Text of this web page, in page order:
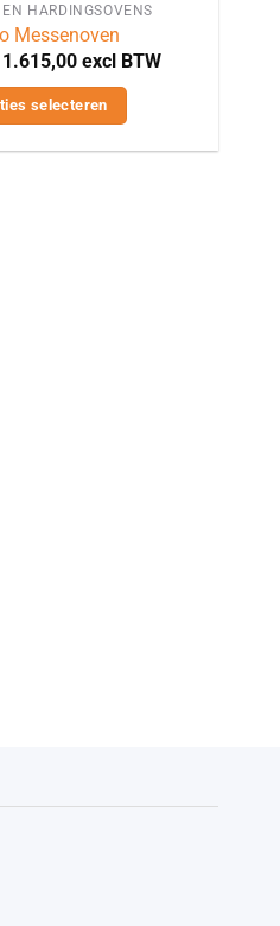
EN HARDINGSOVENS
Messenoven
excl BTW
selecteren